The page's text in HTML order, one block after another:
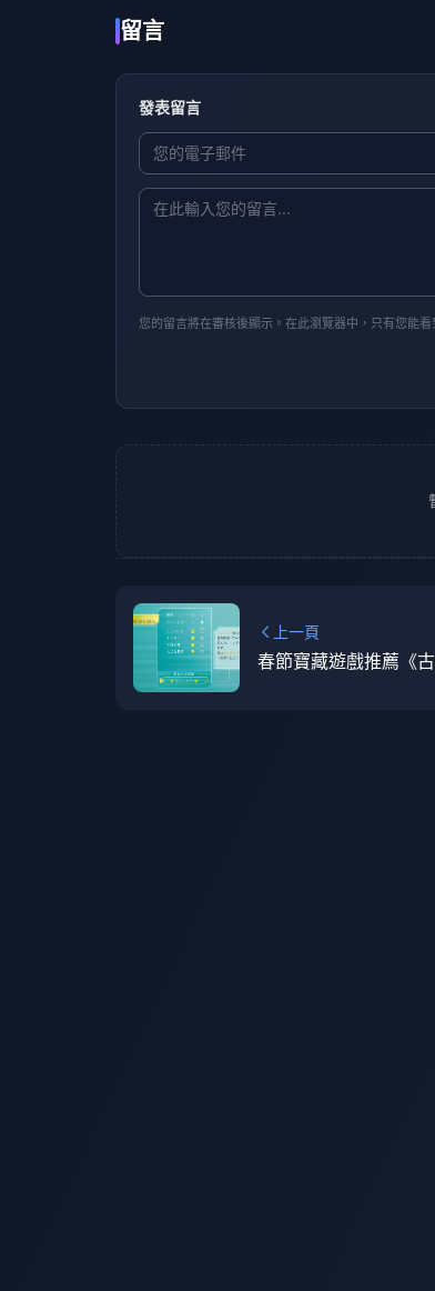
留言
發表留言
您的留言將在審核後顯示。在此瀏覽器中，只有您能看
上一頁
春節寶藏遊戲推薦《古